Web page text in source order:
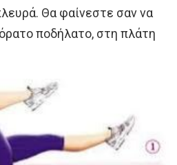
Θα φαίνεστε σαν να
ποδήλατο, στη πλάτη